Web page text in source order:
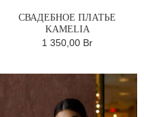
СВАДЕБНОЕ ПЛАТЬЕ
KAMELIA
1 350,00 Br